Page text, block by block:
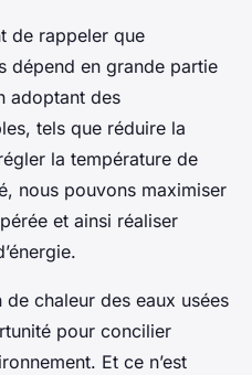
de rappeler que
dépend en grande partie
adoptant des
tels que réduire la
la température de
nous pouvons maximiser
et ainsi réaliser
chaleur des eaux usées
pour concilier
Et ce n’est